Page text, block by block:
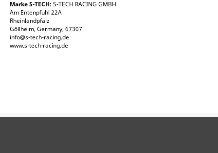
Marke S-TECH: S-TECH RACING GMBH
Am Entenpfuhl 22A
Rheinlandpfalz
Göllheim, Germany, 67307
info@s-tech-racing.de
www.s-tech-racing.de